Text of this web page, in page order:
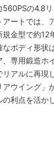
560PSの4.8
ートでは、
規金型で約12
なボディ形状
、専用鍛造ホ
リアルに再現
ウイング」
の利点を活か